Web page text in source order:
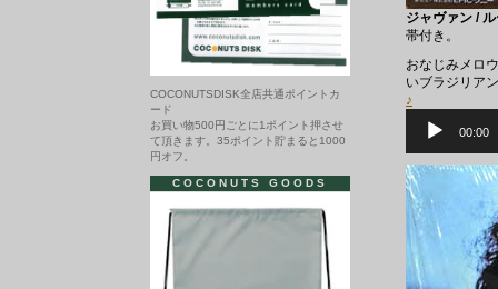
ジャヴァン /
帯付き。
おなじみメロ
いブラジリア
♪
ー
ヤ
ー
00:00
COCONUTSDISK全店共通ポイントカ
ード
お買い物500円ごとに1ポイント押させ
て頂きます。35ポイント貯まると1000
円オフ。
COCONUTS GOODS